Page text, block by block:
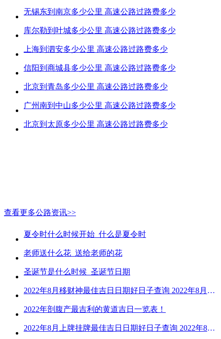
无锡东到南京多少公里 高速公路过路费多少
库尔勒到叶城多少公里 高速公路过路费多少
上海到泗安多少公里 高速公路过路费多少
信阳到商城县多少公里 高速公路过路费多少
北京到青岛多少公里 高速公路过路费多少
广州南到中山多少公里 高速公路过路费多少
北京到太原多少公里 高速公路过路费多少
查看更多公路资讯>>
夏令时什么时候开始_什么是夏令时
老师送什么花_送给老师的花
圣诞节是什么时候_圣诞节日期
2022年8月移财神最佳吉日日期好日子查询 2022年8月移财神吉日一览
2022年剖腹产最吉利的黄道吉日一览表！
2022年8月上牌挂牌最佳吉日日期好日子查询 2022年8月上牌吉日精选